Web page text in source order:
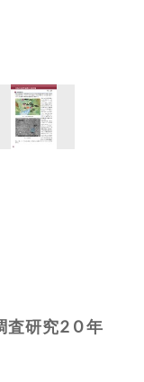
研究2 0 年